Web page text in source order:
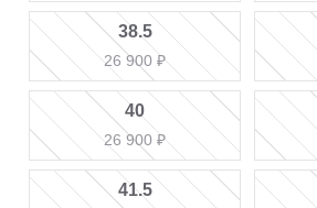
38.5
26 900 ₽
40
26 900 ₽
41.5